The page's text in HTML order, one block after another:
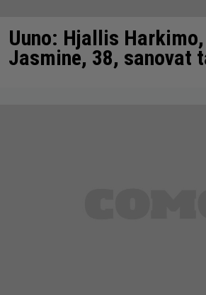
Uuno: Hjallis
Jasmine, 38, sanovat